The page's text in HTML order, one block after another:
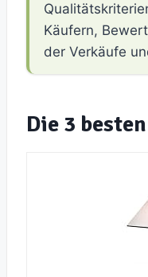
Käufern,
der Verkäufe
Die 3